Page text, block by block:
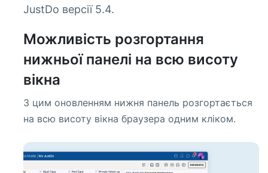
JustDo версії 5.4.
Можливість розгортання
нижньої панелі на всю висоту
вікна
З цим оновленням нижня панель розгортається
на всю висоту вікна браузера одним кліком.